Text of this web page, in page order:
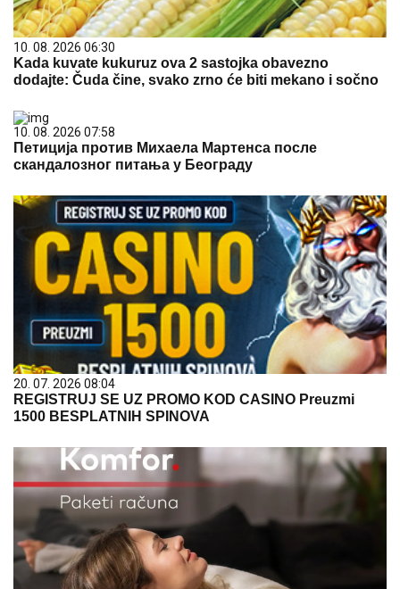
10. 08. 2026 06:30
Kada kuvate kukuruz ova 2 sastojka obavezno
dodajte: Čuda čine, svako zrno će biti mekano i sočno
10. 08. 2026 07:58
Петиција против Михаела Мартенса после
скандалозног питања у Београду
20. 07. 2026 08:04
REGISTRUJ SE UZ PROMO KOD CASINO Preuzmi
1500 BESPLATNIH SPINOVA